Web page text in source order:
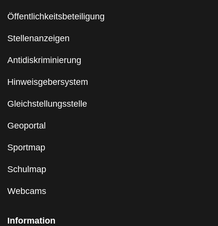
Öffentlichkeitsbeteiligung
Stellenanzeigen
Antidiskriminierung
Hinweisgebersystem
Gleichstellungsstelle
Geoportal
Sportmap
Schulmap
Webcams
Information